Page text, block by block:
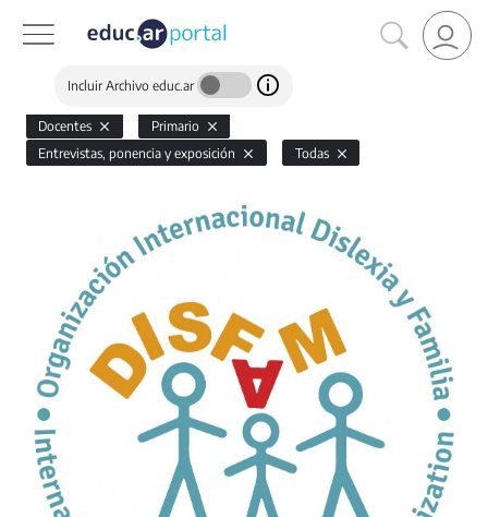
Incluir Archivo educ.ar
Docentes
Primario
Entrevistas, ponencia y exposición
Todas